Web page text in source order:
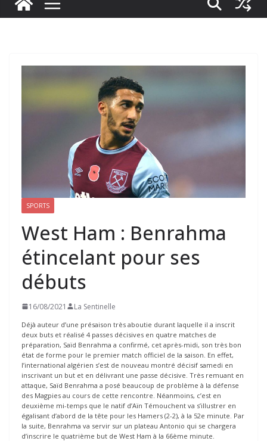
SPORTS
West Ham : Benrahma
étincelant pour ses
débuts
16/08/2021 La Sentinelle
Déjà auteur d’une présaison très aboutie durant laquelle il a inscrit
deux buts et réalisé 4 passes décisives en quatre matches de
préparation, Saïd Benrahma a confirmé, cet après-midi, son très bon
état de forme pour le premier match officiel de la saison. En effet,
l’international algérien s’est de nouveau montré décisif samedi en
inscrivant un but et en délivrant une passe décisive. Très remuant en
attaque, Saïd Benrahma a posé beaucoup de problème à la défense
des Magpies au cours de cette rencontre. Néanmoins, c’est en
deuxième mi-temps que le natif d’Aïn Témouchent va s’illustrer en
égalisant d’abord de la tête pour les Hamers (2-2), à la 52e minute. Par
la suite, Benrahma va servir sur un plateau Antonio qui se chargera
d’inscrire le quatrième but de West Ham à la 66ème minute.